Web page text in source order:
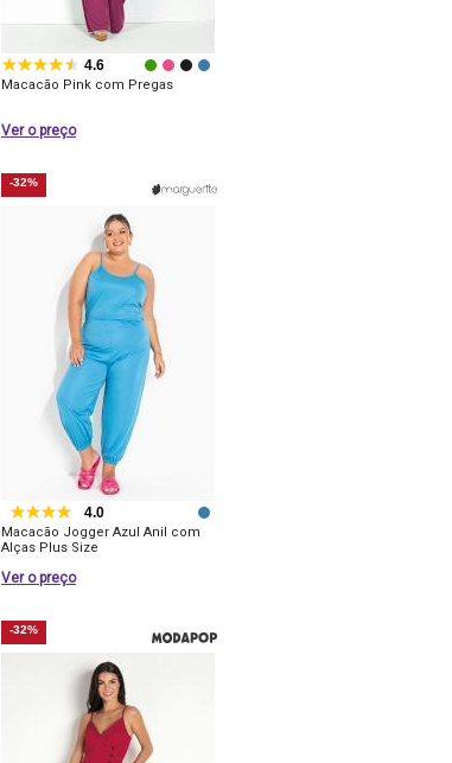
4.6
Macacão Pink com Pregas
Ver o preço
-32%
4.0
Macacão Jogger Azul Anil com
Alças Plus Size
Ver o preço
-32%